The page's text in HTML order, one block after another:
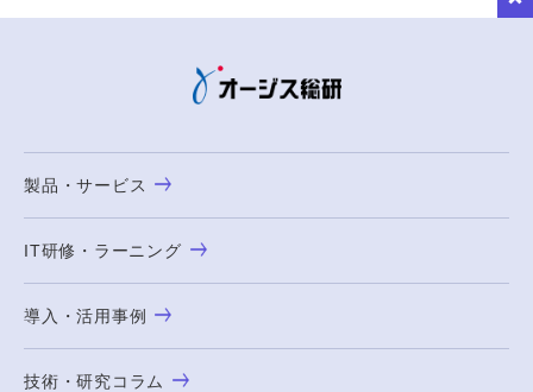
製品・サービス
IT研修・ラーニング
導入・活用事例
技術・研究コラム